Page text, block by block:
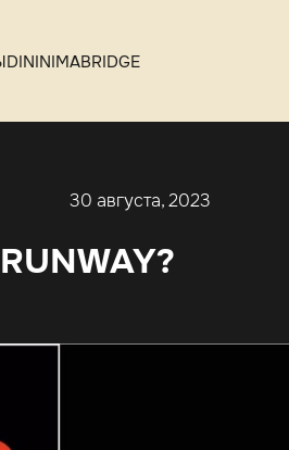
DININIMABRIDGE
30 августа, 2023